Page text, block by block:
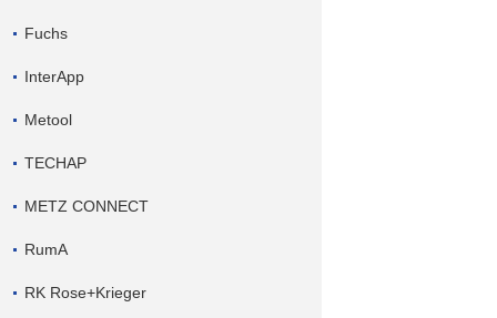
Fuchs
InterApp
Metool
TECHAP
METZ CONNECT
RumA
RK Rose+Krieger